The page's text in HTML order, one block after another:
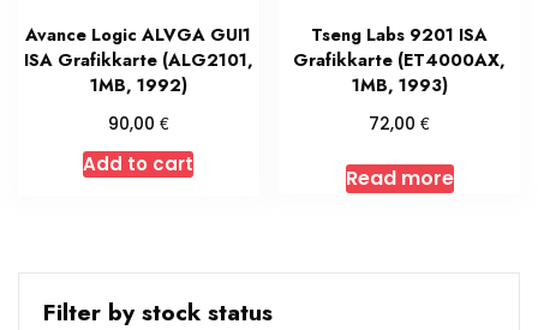
Avance Logic ALVGA GUI1
ISA Grafikkarte (ALG2101,
1MB, 1992)
90,00 €
Add to cart
Tseng Labs 9201 ISA
Grafikkarte (ET4000AX,
1MB, 1993)
72,00€
Read more
Filter by stock status